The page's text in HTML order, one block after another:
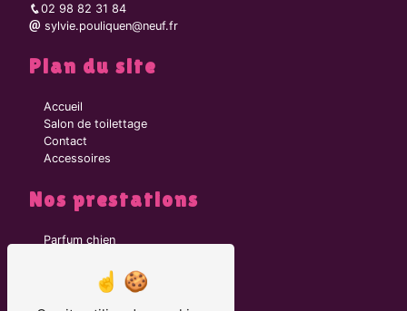
02 98 82 31 84
sylvie.pouliquen@neuf.fr
Plan du site
Accueil
Salon de toilettage
Contact
Accessoires
Nos prestations
Parfum chien
Brosse chien
Collier chien